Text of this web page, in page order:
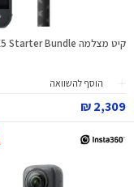
קיט מצלמה X5 Starter Bundle
הוסף להשוואה
2,309 ₪